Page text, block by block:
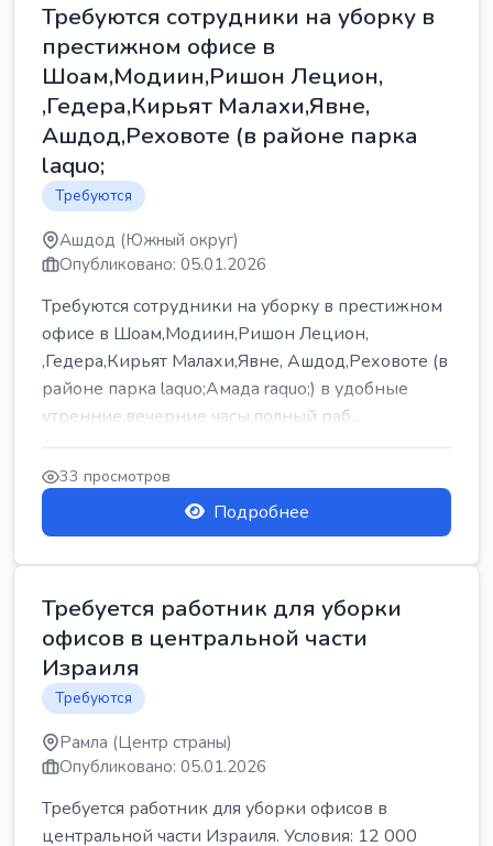
Требуются сотрудники на уборку в
престижном офисе в
Шоам,Модиин,Ришон Лецион,
,Гедера,Кирьят Малахи,Явне,
Ашдод,Реховоте (в районе парка
laquo;
Требуются
Ашдод (Южный округ)
Опубликовано: 05.01.2026
Требуются сотрудники на уборку в престижном
офисе в Шоам,Модиин,Ришон Лецион,
,Гедера,Кирьят Малахи,Явне, Ашдод,Реховоте (в
районе парка laquo;Амада raquo;) в удобные
утренние,вечерние часы,полный раб...
33 просмотров
Подробнее
Требуется работник для уборки
офисов в центральной части
Израиля
Требуются
Рамла (Центр страны)
Опубликовано: 05.01.2026
Требуется работник для уборки офисов в
центральной части Израиля. Условия: 12 000